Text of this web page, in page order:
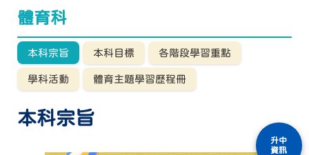
體育科
本科宗旨 本科目標 各階段學習重點
學科活動 體育主題學習歷程冊
本科宗旨
升中
資訊